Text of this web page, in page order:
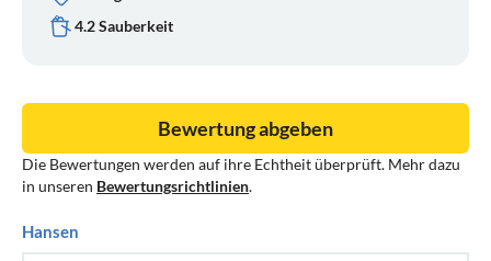
4.2 Sauberkeit
Die Bewertungen werden auf ihre Echtheit überprüft. Mehr dazu
in unseren Bewertungsrichtlinien.
Bewertung abgeben
Hansen